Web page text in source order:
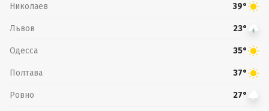
Николаев 39°
Львов 23°
Одесса 35°
Полтава 37°
Ровно 27°